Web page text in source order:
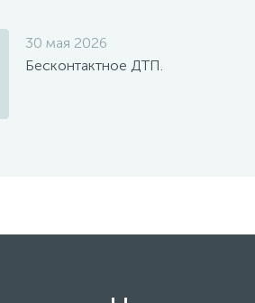
30 мая 2026
Бесконтактное ДТП.